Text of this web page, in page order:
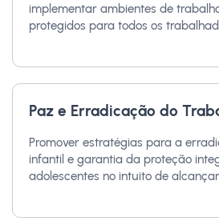
implementar ambientes de
protegidos para todos os
Paz e Erradicação do
Promover estratégias para a
infantil e garantia da proteção
adolescentes no intuito de